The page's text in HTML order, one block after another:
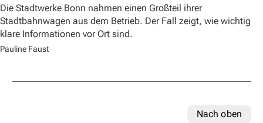
Die Stadtwerke Bonn nahmen einen Großteil ihrer
Stadtbahnwagen aus dem Betrieb. Der Fall zeigt, wie wichtig
klare Informationen vor Ort sind.
Pauline Faust
Nach oben